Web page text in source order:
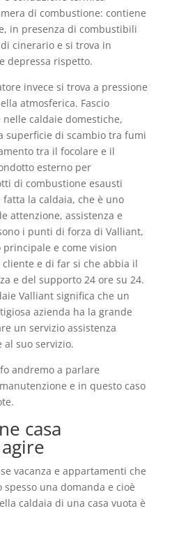
di combustione: contiene
in presenza di combustibili
cinerario e si trova in
depressa rispetto.
invece si trova a pressione
atmosferica. Fascio
caldaie domestiche,
superficie di scambio tra fumi
tra il focolare e il
esterno per
di combustione esausti
la caldaia, che è uno
attenzione, assistenza e
i punti di forza di Valliant,
e come vision
e di far si che abbia il
e del supporto 24 ore su 24.
Valliant significa che un
azienda ha la grande
un servizio assistenza
al suo servizio.
andremo a parlare
e in questo caso
casa
vacanza e appartamenti che
una domanda e cioè
caldaia di una casa vuota è